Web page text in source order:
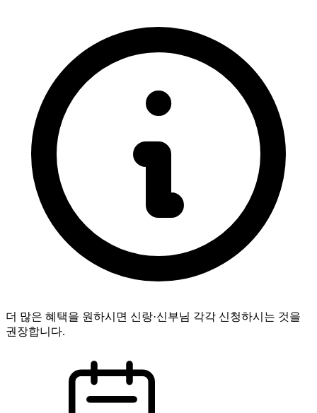
더 많은 혜택을 원하시면 신랑·신부님 각각 신청하시는 것을
권장합니다.